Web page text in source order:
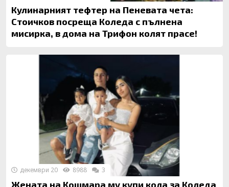
Кулинарният тефтер на Пеневата чета:
Стоичков посреща Коледа с пълнена
мисирка, в дома на Трифон колят прасе!
Жената на Кошмара му купи кола за Коледа
декември 20 8988 3